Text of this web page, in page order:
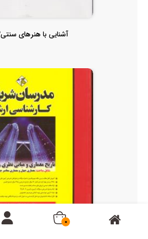
آشنایی با هنرهای سنتی3
0